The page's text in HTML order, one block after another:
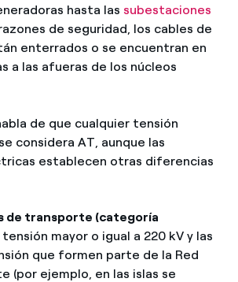
hasta las subestaciones
de seguridad, los cables de
enterrados o se encuentran en
a las afueras de los núcleos
de que cualquier tensión
considera AT, aunque las
establecen otras diferencias
de transporte (categoría
mayor o igual a 220 kV y las
que formen parte de la Red
(por ejemplo, en las islas se